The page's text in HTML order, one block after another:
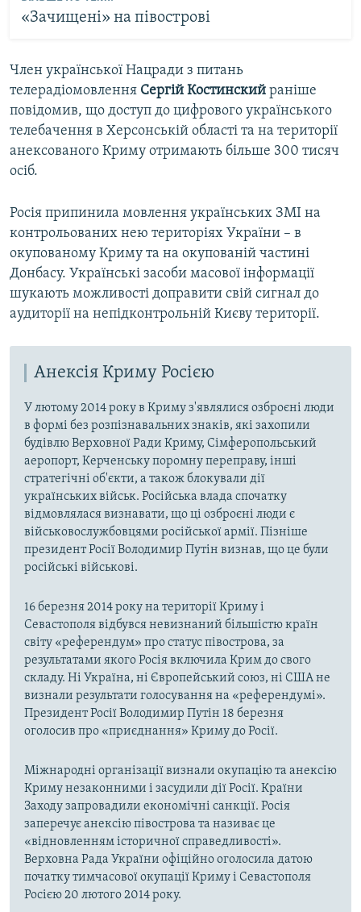
«Зачищені» на півострові
Член української Нацради з питань
телерадіомовлення Сергій Костинский раніше
повідомив, що доступ до цифрового українського
телебачення в Херсонській області та на території
анексованого Криму отримають більше 300 тисяч
осіб.
Росія припинила мовлення українських ЗМІ на
контрольованих нею територіях України – в
окупованому Криму та на окупованій частині
Донбасу. Українські засоби масової інформації
шукають можливості доправити свій сигнал до
аудиторії на непідконтрольній Києву території.
Анексія Криму Росією
У лютому 2014 року в Криму з'являлися озброєні люди
в формі без розпізнавальних знаків, які захопили
будівлю Верховної Ради Криму, Сімферопольський
аеропорт, Керченську поромну переправу, інші
стратегічні об'єкти, а також блокували дії
українських військ. Російська влада спочатку
відмовлялася визнавати, що ці озброєні люди є
військовослужбовцями російської армії. Пізніше
президент Росії Володимир Путін визнав, що це були
російські військові.
16 березня 2014 року на території Криму і
Севастополя відбувся невизнаний більшістю країн
світу «референдум» про статус півострова, за
результатами якого Росія включила Крим до свого
складу. Ні Україна, ні Європейський союз, ні США не
визнали результати голосування на «референдумі».
Президент Росії Володимир Путін 18 березня
оголосив про «приєднання» Криму до Росії.
Міжнародні організації визнали окупацію та анексію
Криму незаконними і засудили дії Росії. Країни
Заходу запровадили економічні санкції. Росія
заперечує анексію півострова та називає це
«відновленням історичної справедливості».
Верховна Рада України офіційно оголосила датою
початку тимчасової окупації Криму і Севастополя
Росією 20 лютого 2014 року.